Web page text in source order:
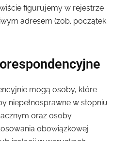
figurujemy w rejestrze
adresem (zob. początek
mogą osoby, które
niepełnosprawne w stopniu
oraz osoby
obowiązkowej